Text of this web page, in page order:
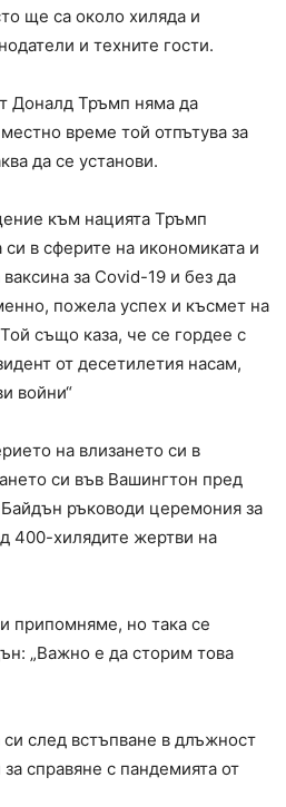
ще са около хиляда и
и техните гости.
Доналд Тръмп няма да
време той отпътува за
да се установи.
към нацията Тръмп
в сферите на икономиката и
за Covid-19 и без да
пожела успех и късмет на
също каза, че се гордее с
от десетилетия насам,
войни“
на влизането си в
си във Вашингтон пред
ръководи церемония за
400-хилядите жертви на
припомняме, но така се
„Важно е да сторим това
след встъпване в длъжност
справяне с пандемията от